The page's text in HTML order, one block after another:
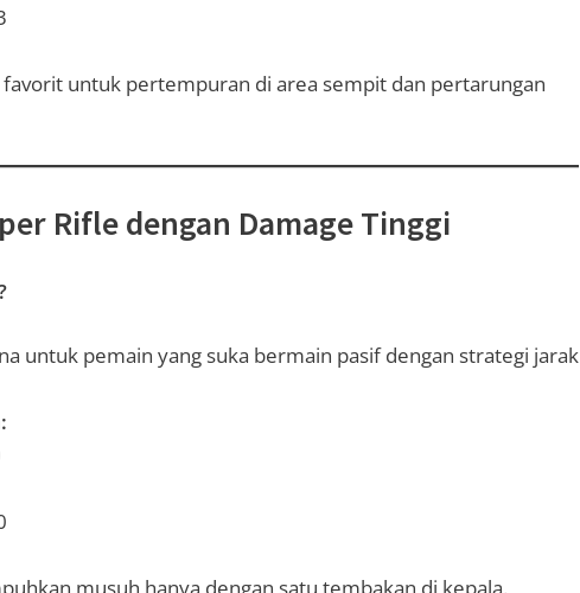
untuk pertempuran di area sempit dan pertarungan
Rifle dengan Damage Tinggi
untuk pemain yang suka bermain pasif dengan strategi jarak